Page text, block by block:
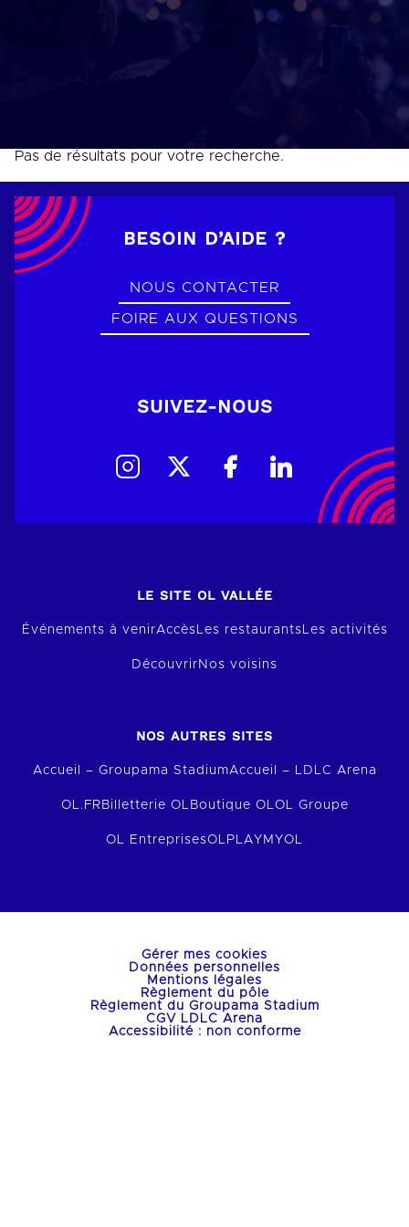
Pas de résultats pour votre recherche.
BESOIN D’AIDE ?
NOUS CONTACTER
FOIRE AUX QUESTIONS
SUIVEZ-NOUS
LE SITE OL VALLÉE
Événements à venirAccèsLes restaurantsLes activités
Découvrir Nos voisins
NOS AUTRES SITES
Accueil – Groupama StadiumAccueil – LDLC Arena
OL.FR Billetterie OL Boutique OLOL Groupe
OL EntreprisesOLPLAY MYOL
Gérer mes cookies
Données personnelles
Mentions légales
Règlement du pôle
Règlement du Groupama Stadium
CGV LDLC Arena
Accessibilité : non conforme